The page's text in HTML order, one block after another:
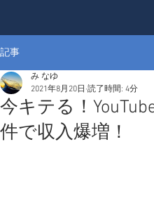
記事
今キテる！
件で収入爆増！
み なゆ
2021年8月20日 読了時間: 4分